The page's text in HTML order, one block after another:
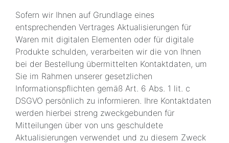
Sofern wir Ihnen auf Grundlage eines
entsprechenden Vertrages Aktualisierungen für
Waren mit digitalen Elementen oder für digitale
Produkte schulden, verarbeiten wir die von Ihnen
bei der Bestellung übermittelten Kontaktdaten, um
Sie im Rahmen unserer gesetzlichen
Informationspflichten gemäß Art. 6 Abs. 1 lit. c
DSGVO persönlich zu informieren. Ihre Kontaktdaten
werden hierbei streng zweckgebunden für
Mitteilungen über von uns geschuldete
Aktualisierungen verwendet und zu diesem Zweck